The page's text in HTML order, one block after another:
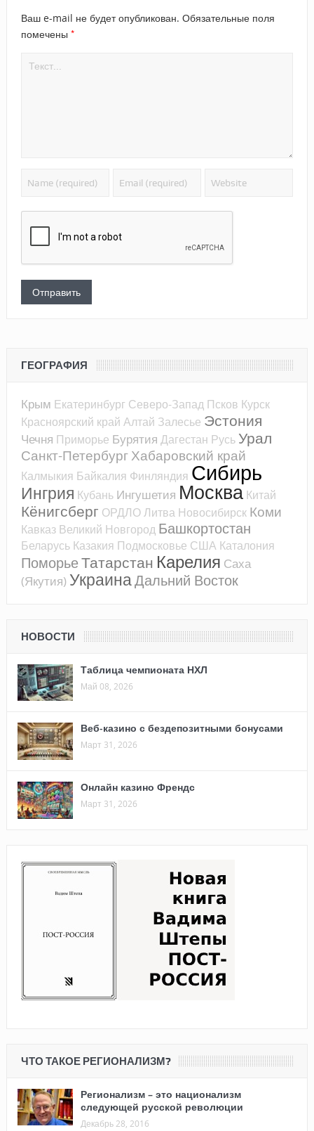
Ваш e-mail не будет опубликован. Обязательные поля
помечены *
ГЕОГРАФИЯ
Крым Екатеринбург Северо-Запад Псков Курск
Красноярский край Алтай Залесье Эстония
Чечня Приморье Бурятия Дагестан Русь Урал
Санкт-Петербург Хабаровский край
Калмыкия Байкалия Финляндия Сибирь
Ингрия Кубань Ингушетия Москва Китай
Кёнигсберг ОРДЛОЛитва Новосибирск Коми
Кавказ Великий Новгород Башкортостан
Беларусь Казакия Подмосковье США Каталония
ПоморьеТатарстан Карелия Саха
(Якутия) УкраинаДальний Восток
НОВОСТИ
Таблица чемпионата НХЛ
Май 08, 2026
Веб-казино с бездепозитными бонусами
Март 31, 2026
Онлайн казино Френдс
Март 31, 2026
ЧТО ТАКОЕ РЕГИОНАЛИЗМ?
Регионализм – это национализм
следующей русской революции
Декабрь 28, 2016